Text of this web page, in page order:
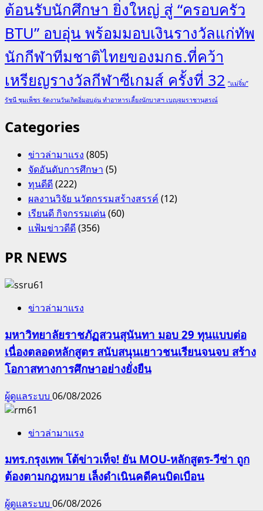
ต้อนรับนักศึกษา ยิ่งใหญ่ สู่ “ครอบครัว
BTU” อบอุ่น พร้อมมอบเงินรางวัลแก่ทัพ
นักกีฬาทีมชาติไทยของมกธ.ที่คว้า
เหรียญรางวัลกีฬาซีเกมส์ ครั้งที่ 32 “แม่จิ๋ม”
รัชนี ชุมเพ็ชร จัดงานวันเกิดอิ่มอบอุ่น ทำอาหารเลี้ยงนักบาสฯ เบญจมราชานุสรณ์
Categories
ข่าวล่ามาแรง (805)
จัดอันดับการศึกษา (5)
ทุนดีดี(222)
ผลงานวิจัย นวัตกรรมสร้างสรรค์ (12)
เรียนดี กิจกรรมเด่น(60)
แฟ้มข่าวดีดี(356)
PR NEWS
ข่าวล่ามาแรง
มหาวิทยาลัยราชภัฏสวนสุนันทา มอบ 29 ทุนแบบต่อ
เนื่องตลอดหลักสูตร สนับสนุนเยาวชนเรียนจนจบ สร้าง
โอกาสทางการศึกษาอย่างยั่งยืน
ผู้ดูแลระบบ 06/08/2026
ข่าวล่ามาแรง
มทร.กรุงเทพ โต้ข่าวเท็จ! ยัน MOU-หลักสูตร-วีซ่า ถูก
ต้องตามกฎหมาย เล็งดำเนินคดีคนบิดเบือน
ผู้ดูแลระบบ 06/08/2026